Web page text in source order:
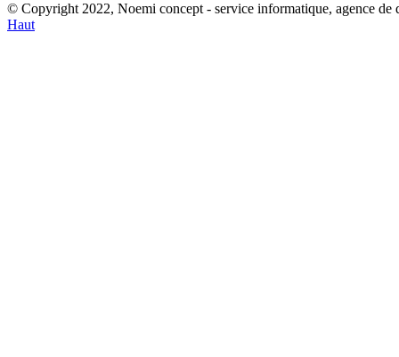
© Copyright 2022, Noemi concept - service informatique, agence
Haut